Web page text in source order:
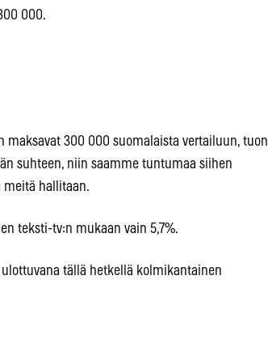
000.
maksavat 300 000 suomalaista vertailuun, tuon
suhteen, niin saamme tuntumaa siihen
meitä hallitaan.
teksti-tv:n mukaan vain 5,7%.
tällä hetkellä kolmikantainen